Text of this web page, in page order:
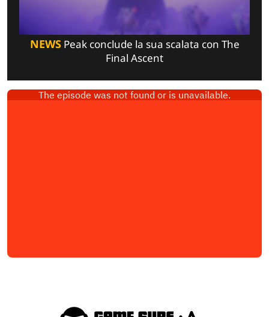
NEWSPeak conclude la sua scalata con The
Final Ascent